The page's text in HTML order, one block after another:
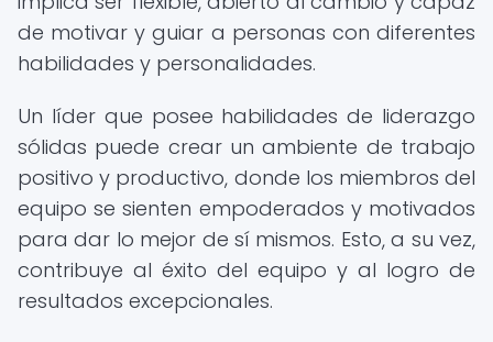
de motivar y guiar a personas con diferentes
habilidades y personalidades.
Un líder que posee habilidades de liderazgo
sólidas puede crear un ambiente de trabajo
positivo y productivo, donde los miembros del
equipo se sienten empoderados y motivados
para dar lo mejor de sí mismos. Esto, a su vez,
contribuye al éxito del equipo y al logro de
resultados excepcionales.